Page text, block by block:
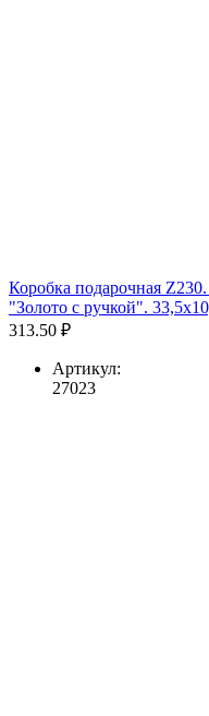
Коробка подарочная
"Золото с ручкой".
313.50 ₽
Артикул:
27023